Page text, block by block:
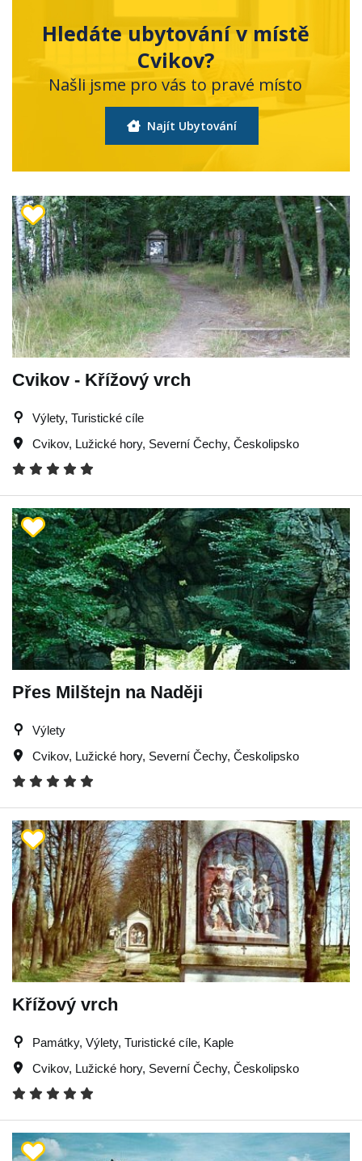
Hledáte ubytování v místě
Cvikov?
Našli jsme pro vás to pravé místo
Najít Ubytování
Cvikov - Křížový vrch
Výlety, Turistické cíle
Cvikov, Lužické hory, Severní Čechy, Českolipsko
Přes Milštejn na Naději
Výlety
Cvikov, Lužické hory, Severní Čechy, Českolipsko
Křížový vrch
Památky, Výlety, Turistické cíle, Kaple
Cvikov, Lužické hory, Severní Čechy, Českolipsko